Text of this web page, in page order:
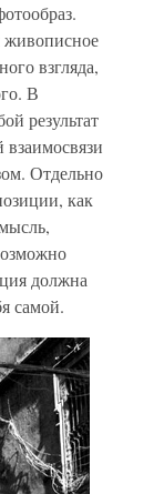
взгляда,
В
результат
взаимосвязи
Отдельно
как
должна
самой.